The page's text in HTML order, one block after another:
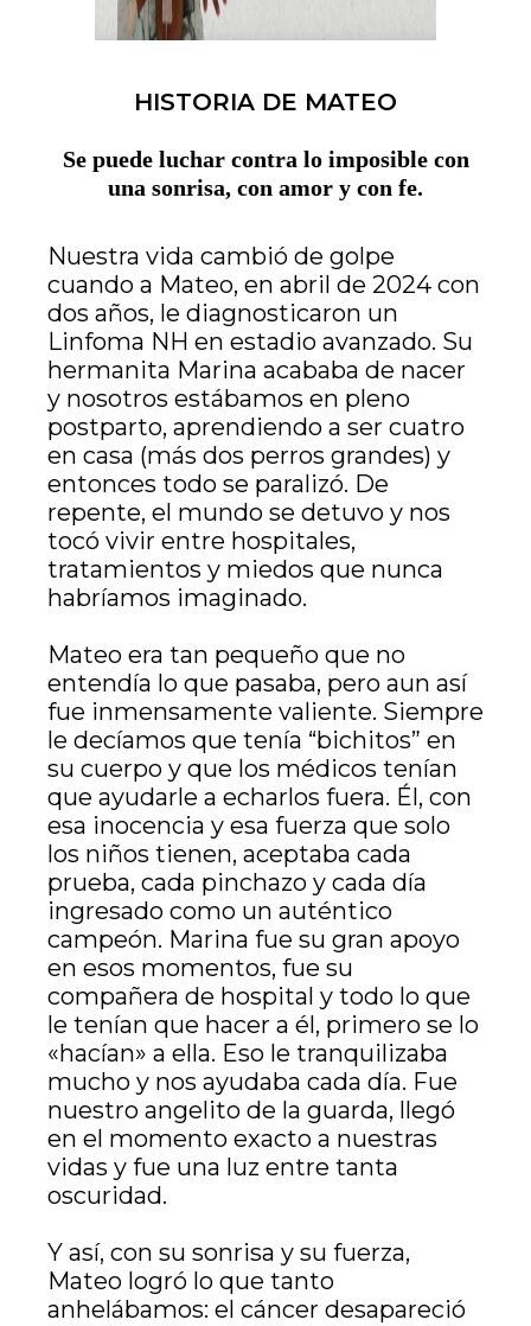
HISTORIA DE MATEO
Se puede luchar contra lo imposible con
una sonrisa, con amor y con fe.
Nuestra vida cambió de golpe
cuando a Mateo, en abril de 2024 con
dos años, le diagnosticaron un
Linfoma NH en estadio avanzado. Su
hermanita Marina acababa de nacer
y nosotros estábamos en pleno
postparto, aprendiendo a ser cuatro
en casa (más dos perros grandes) y
entonces todo se paralizó. De
repente, el mundo se detuvo y nos
tocó vivir entre hospitales,
tratamientos y miedos que nunca
habríamos imaginado.
Mateo era tan pequeño que no
entendía lo que pasaba, pero aun así
fue inmensamente valiente. Siempre
le decíamos que tenía “bichitos” en
su cuerpo y que los médicos tenían
que ayudarle a echarlos fuera. Él, con
esa inocencia y esa fuerza que solo
los niños tienen, aceptaba cada
prueba, cada pinchazo y cada día
ingresado como un auténtico
campeón. Marina fue su gran apoyo
en esos momentos, fue su
compañera de hospital y todo lo que
le tenían que hacer a él, primero se lo
«hacían» a ella. Eso le tranquilizaba
mucho y nos ayudaba cada día. Fue
nuestro angelito de la guarda, llegó
en el momento exacto a nuestras
vidas y fue una luz entre tanta
oscuridad.
Y así, con su sonrisa y su fuerza,
Mateo logró lo que tanto
anhelábamos: el cáncer desapareció